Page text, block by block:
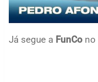
Já segue a FunCono